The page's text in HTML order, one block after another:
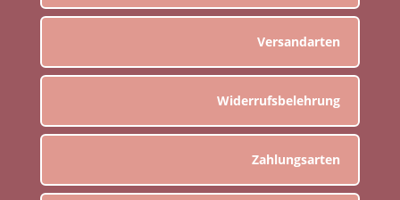
Versandarten
Widerrufsbelehrung
Zahlungsarten